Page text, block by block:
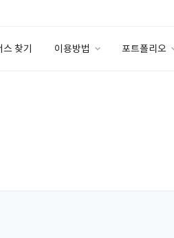
스 찾기 이용방법 포트폴리오